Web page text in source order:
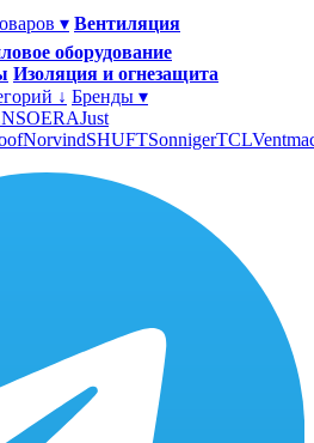
▾ Вентиляция
оборудование
Изоляция и огнезащита
↓ Бренды ▾
ERAJust
NorvindSHUFTSonnigerTCL